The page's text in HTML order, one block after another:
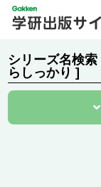
シリーズ名検
らしっかり ]